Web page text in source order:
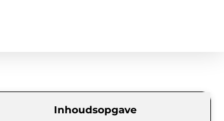
Inhoudsopgave